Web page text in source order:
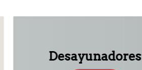
Desayunadores